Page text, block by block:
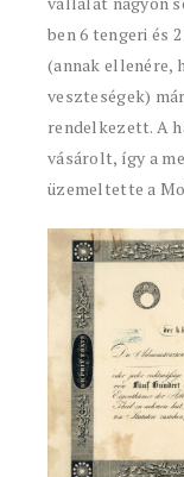
ben 6 tengeri és
(annak ellenére,
veszteségek)
rendelkezett. A
vásárolt, így a
üzemeltette a